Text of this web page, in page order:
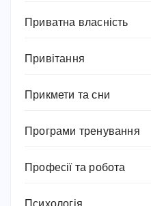
Приватна власність
Привітання
Прикмети та сни
Програми тренування
Професії та робота